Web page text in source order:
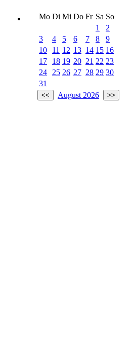
Mo Di Mi Do Fr Sa So
1
2
3
4 5 6 7 8
9
10
11 12 13 14 15 16
17
18 19 20 21 22 23
24
25 26 27 28 29 30
31
August 2026